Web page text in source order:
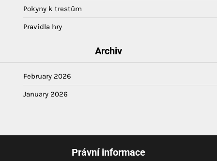
Pokyny k trestům
Pravidla hry
Archiv
February 2026
January 2026
Právní informace